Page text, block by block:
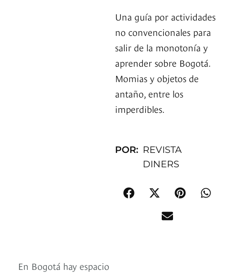
Una guía por actividades
no convencionales para
salir de la monotonía y
aprender sobre Bogotá.
Momias y objetos de
antaño, entre los
imperdibles.
POR: REVISTA
DINERS
En Bogotá hay espacio